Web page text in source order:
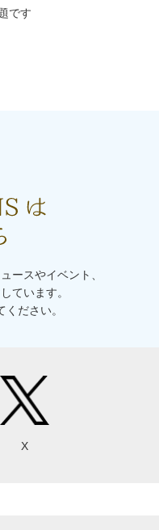
です
ースやイベント、
ています。
ださい。
X